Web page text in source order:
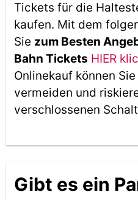
Tickets für die
kaufen. Mit dem
Sie zum Besten
Bahn Tickets HIER
Onlinekauf können
vermeiden und
verschlossenen
Gibt es ein